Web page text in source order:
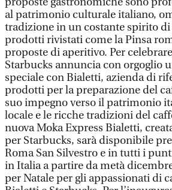
al patrimonio culturale italiano,
tradizione in un costante spirito
prodotti rivistati come la Pinsa
proposte di aperitivo. Per
Starbucks annuncia con orgoglio
speciale con Bialetti, azienda di
prodotti per la preparazione del
suo impegno verso il patrimonio
locale e le ricche tradizioni del
nuova Moka Express Bialetti,
per Starbucks, sarà disponibile
Roma San Silvestro e in tutti i
in Italia a partire da metà
per Natale per gli appassionati di